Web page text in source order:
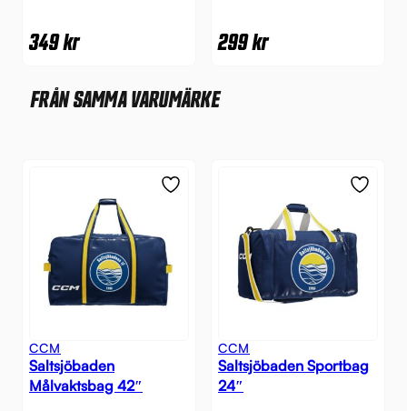
349kr 299kr
FRÅN SAMMA VARUMÄRKE
CCM
Saltsjöbaden
Målvaktsbag 42″
CCM
Saltsjöbaden Sportbag
24″